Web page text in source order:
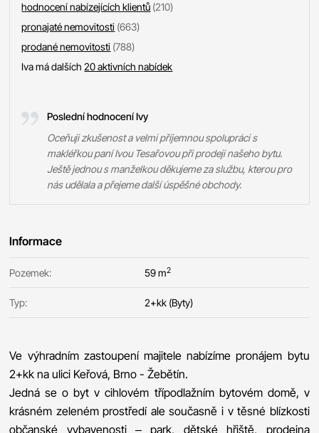
hodnocení nabízejících klientů (210)
pronajaté nemovitosti (663)
prodané nemovitosti (788)
Iva má dalších20 aktivních nabídek
Poslední hodnocení Ivy
Oceňuji zkušenost a velmi příjemnou spolupráci s
makléřkou paní Ivou Tesařovou při prodeji našeho bytu.
Ještě jednou s manželkou děkujeme za službu, kterou pro
nás udělala a přejeme další úspěšné obchody.
Informace
Pozemek: 59 m2
Typ: 2+kk (Byty)
Ve výhradním zastoupení majitele nabízíme pronájem bytu
2+kk na ulici Keřová, Brno - Žebětín.
Jedná se o byt v cihlovém třípodlažním bytovém domě, v
krásném zeleném prostředí ale současně i v těsné blízkosti
občanské vybavenosti – park, dětské hřiště, prodejna